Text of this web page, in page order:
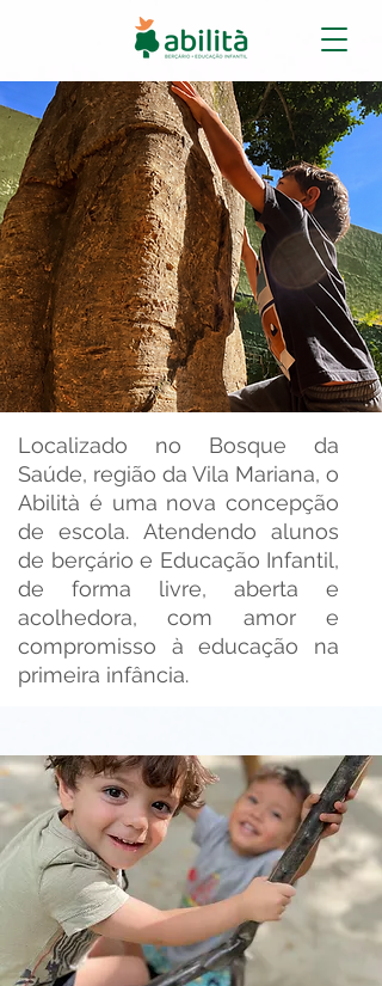
Saúde - uma nova concepção
de escola
Localizado no Bosque da
Saúde, região da Vila Mariana, o
Abilità é uma nova concepção
de escola. Atendendo alunos
de berçário e Educação Infantil,
de forma livre, aberta e
acolhedora, com amor e
compromisso à educação na
primeira infância.